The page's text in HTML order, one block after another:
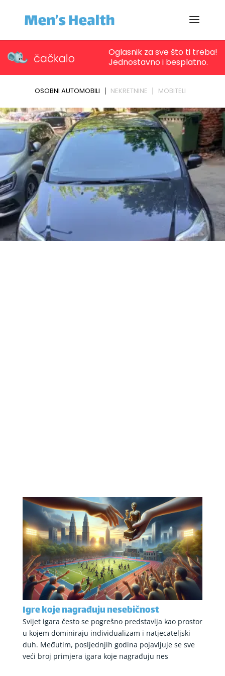
Igre koje nagrađuju nesebičnost
Svijet igara često se pogrešno predstavlja kao prostor
u kojem dominiraju individualizam i natjecateljski
duh. Međutim, posljednjih godina pojavljuje se sve
veći broj primjera igara koje nagrađuju nes